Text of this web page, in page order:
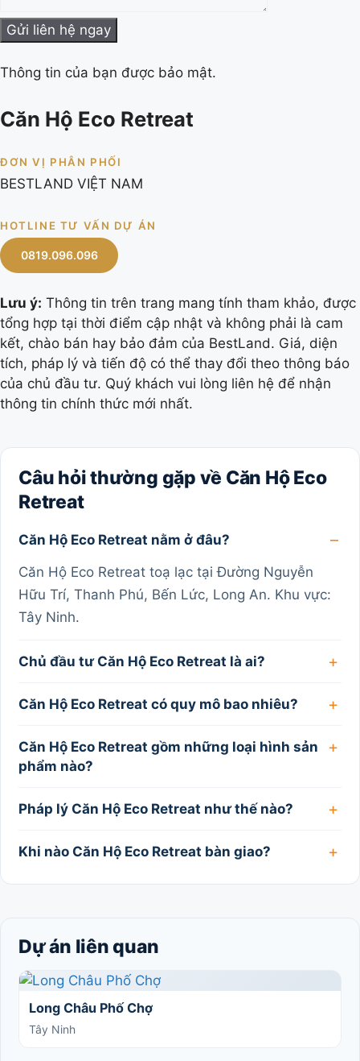
Thông tin của bạn được bảo mật.
Căn Hộ Eco Retreat
ĐƠN VỊ PHÂN PHỐI
BESTLAND VIỆT NAM
HOTLINE TƯ VẤN DỰ ÁN
0819.096.096
Lưu ý: Thông tin trên trang mang tính tham khảo, được
tổng hợp tại thời điểm cập nhật và không phải là cam
kết, chào bán hay bảo đảm của BestLand. Giá, diện
tích, pháp lý và tiến độ có thể thay đổi theo thông báo
của chủ đầu tư. Quý khách vui lòng liên hệ để nhận
thông tin chính thức mới nhất.
Câu hỏi thường gặp về Căn Hộ Eco
Retreat
Căn Hộ Eco Retreat nằm ở đâu?
Căn Hộ Eco Retreat toạ lạc tại Đường Nguyễn
Hữu Trí, Thanh Phú, Bến Lức, Long An. Khu vực:
Tây Ninh.
Chủ đầu tư Căn Hộ Eco Retreat là ai?
Căn Hộ Eco Retreat có quy mô bao nhiêu?
Căn Hộ Eco Retreat gồm những loại hình sản
phẩm nào?
Pháp lý Căn Hộ Eco Retreat như thế nào?
Khi nào Căn Hộ Eco Retreat bàn giao?
Dự án liên quan
Long Châu Phố Chợ
Tây Ninh